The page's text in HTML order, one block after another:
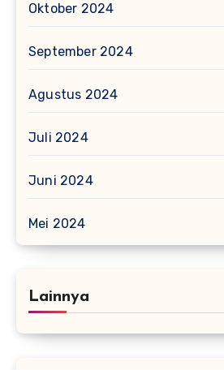
Oktober 2024
September 2024
Agustus 2024
Juli 2024
Juni 2024
Mei 2024
Lainnya